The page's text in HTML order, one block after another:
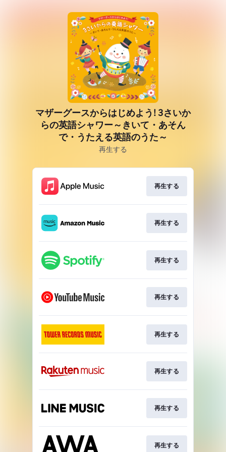
マザーグースからはじめよう! 3さいか
らの英語シャワー～きいて・あそん
で・うたえる英語のうた～
再生する
再生する
再生する
再生する
再生する
再生する
再生する
再生する
再生する